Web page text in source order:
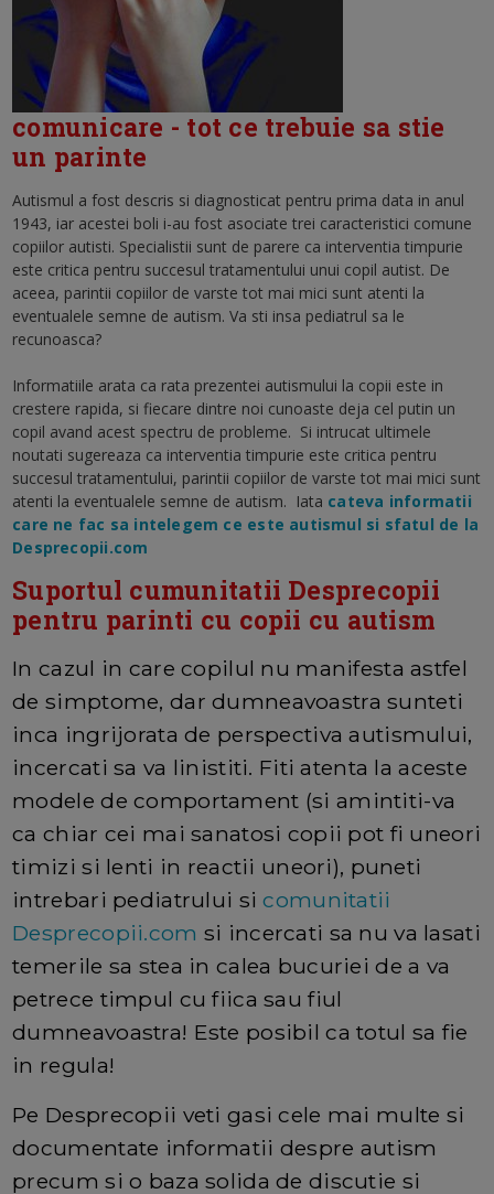
comunicare - tot ce trebuie sa stie
un parinte
Autismul a fost descris si diagnosticat pentru prima data in anul
1943, iar acestei boli i-au fost asociate trei caracteristici comune
copiilor autisti. Specialistii sunt de parere ca interventia timpurie
este critica pentru succesul tratamentului unui copil autist. De
aceea, parintii copiilor de varste tot mai mici sunt atenti la
eventualele semne de autism. Va sti insa pediatrul sa le
recunoasca?
Informatiile arata ca rata prezentei autismului la copii este in
crestere rapida, si fiecare dintre noi cunoaste deja cel putin un
copil avand acest spectru de probleme. Si intrucat ultimele
noutati sugereaza ca interventia timpurie este critica pentru
succesul tratamentului, parintii copiilor de varste tot mai mici sunt
atenti la eventualele semne de autism. Iata cateva informatii
care ne fac sa intelegem ce este autismul si sfatul de la
Desprecopii.com
Suportul cumunitatii Desprecopii
pentru parinti cu copii cu autism
In cazul in care copilul nu manifesta astfel
de simptome, dar dumneavoastra sunteti
inca ingrijorata de perspectiva autismului,
incercati sa va linistiti. Fiti atenta la aceste
modele de comportament (si amintiti-va
ca chiar cei mai sanatosi copii pot fi uneori
timizi si lenti in reactii uneori), puneti
intrebari pediatrului sicomunitatii
Desprecopii.com si incercati sa nu va lasati
temerile sa stea in calea bucuriei de a va
petrece timpul cu fiica sau fiul
dumneavoastra! Este posibil ca totul sa fie
in regula!
Pe Desprecopii veti gasi cele mai multe si
documentate informatii despre autism
precum si o baza solida de discutie si